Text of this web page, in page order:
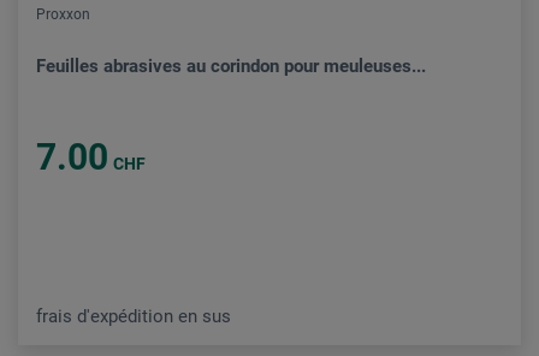
Proxxon
Feuilles abrasives au corindon pour meuleuses...
7.00 CHF
frais d'expédition en sus